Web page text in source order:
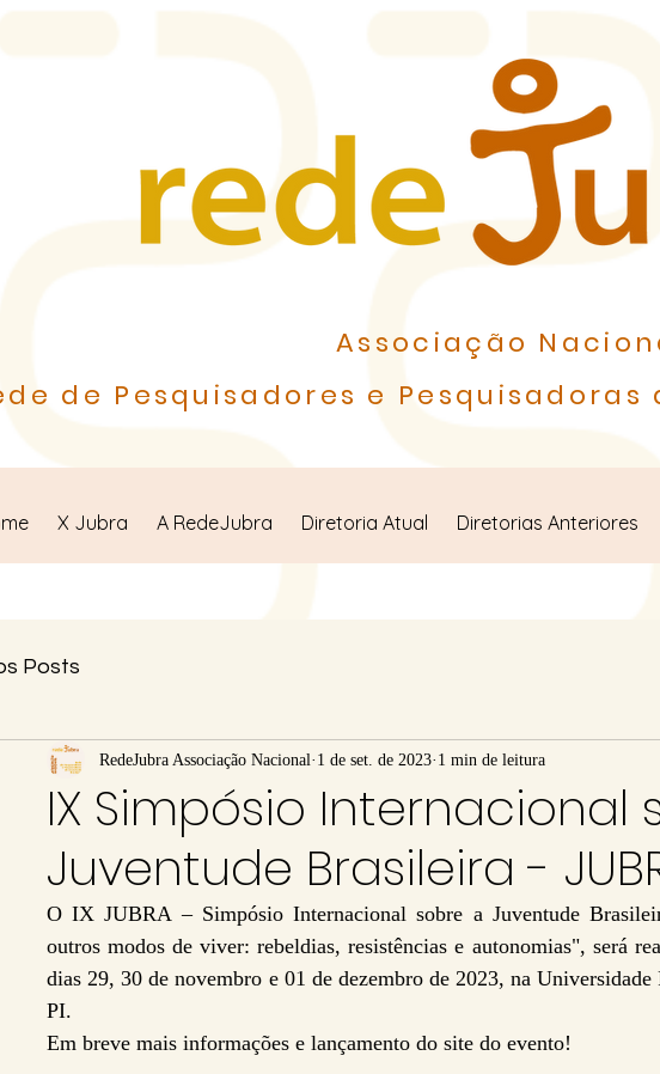
Associação
de Pesquisadores e
X Jubra A RedeJubra Diretoria Atual Diretorias Anteriores
Posts
IX Simpósio Internacional
Juventude Brasileira -
RedeJubra Associação Nacional 1 de set. de 2023 1 min de leitura
O IX JUBRA – Simpósio Internacional sobre a Juventude
outros modos de viver: rebeldias, resistências e autonomias", será
dias 29, 30 de novembro e 01 de dezembro de 2023, na
PI.
Em breve mais informações e lançamento do site do evento!